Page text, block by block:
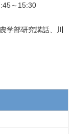
～15:30
学部研究講話、川